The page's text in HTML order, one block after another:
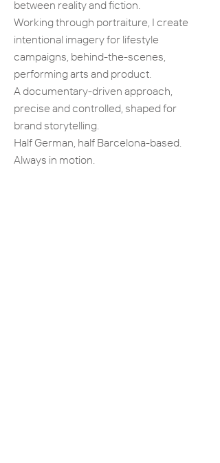
between reality and fiction.
Working through portraiture, I create
intentional imagery for lifestyle
campaigns, behind-the-scenes,
performing arts and product.
A documentary-driven approach,
precise and controlled, shaped for
brand storytelling.
Half German, half Barcelona-based.
Always in motion.